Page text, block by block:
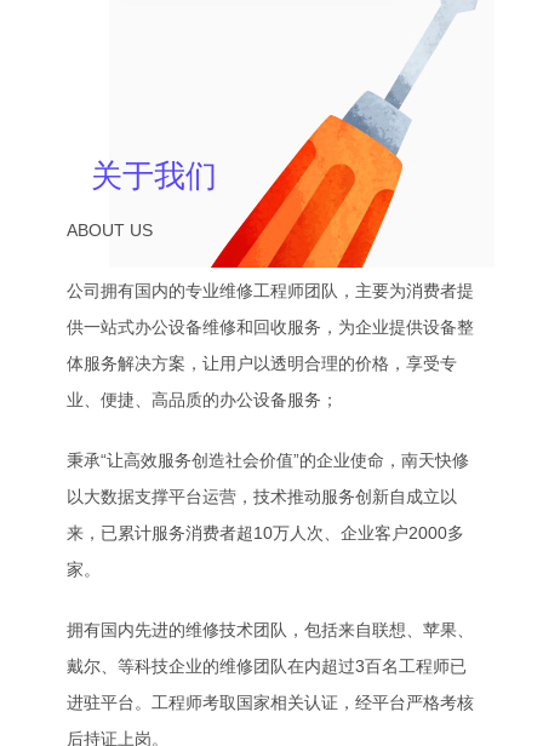
关于我们
ABOUT US
公司拥有国内的专业维修工程师团队，主要为消费者提
供一站式办公设备维修和回收服务，为企业提供设备整
体服务解决方案，让用户以透明合理的价格，享受专
业、便捷、高品质的办公设备服务；
秉承“让高效服务创造社会价值”的企业使命，南天快修
以大数据支撑平台运营，技术推动服务创新自成立以
来，已累计服务消费者超10万人次、企业客户2000多
家。
拥有国内先进的维修技术团队，包括来自联想、苹果、
戴尔、等科技企业的维修团队在内超过3百名工程师已
进驻平台。工程师考取国家相关认证，经平台严格考核
后持证上岗。